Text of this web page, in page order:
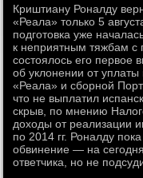
Криштиану Роналду
«Реала» только 5
подготовка уже
к неприятным тяжбам с
состоялось его первое
об уклонении от
«Реала» и сборной
что не выплатил
скрыв, по мнению
доходы от реализации
по 2014 гг. Роналду
обвинение — на
ответчика, но не